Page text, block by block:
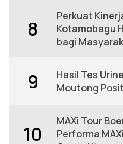
8
Perkuat
Kotamobagu
bagi
9
Hasil Tes
Moutong
10
MAXi Tour
Performa